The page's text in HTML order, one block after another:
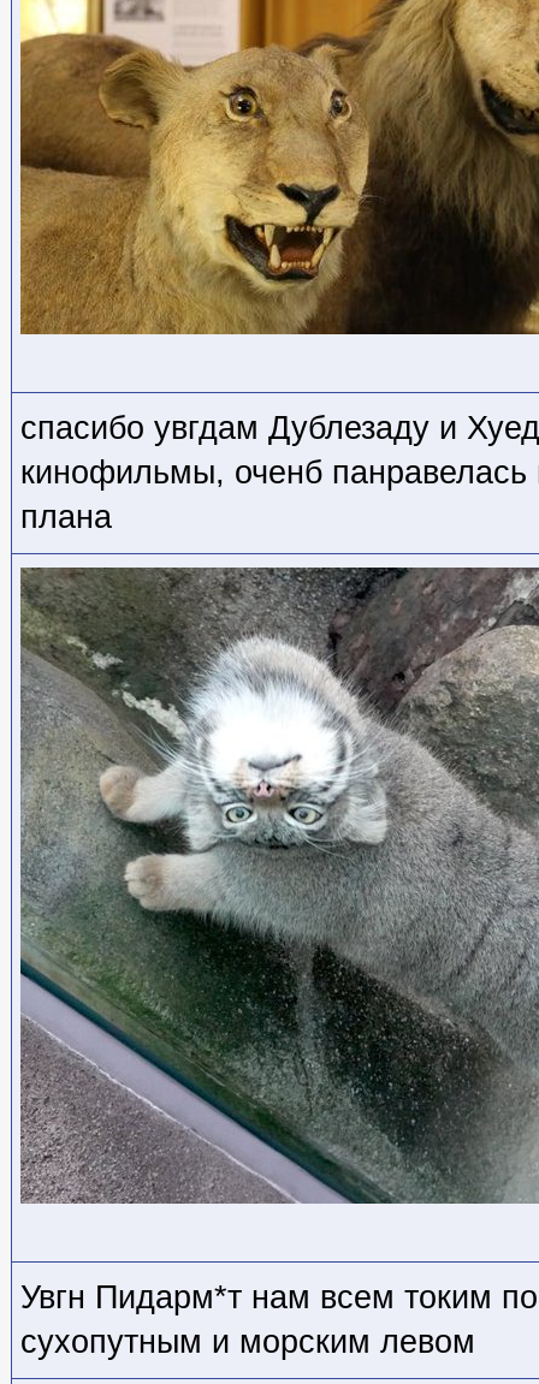
спасибо увгдам Дублезаду и
кинофильмы, оченб панравелась
плана
Увгн Пидарм*т нам всем токим
сухопутным и морским левом